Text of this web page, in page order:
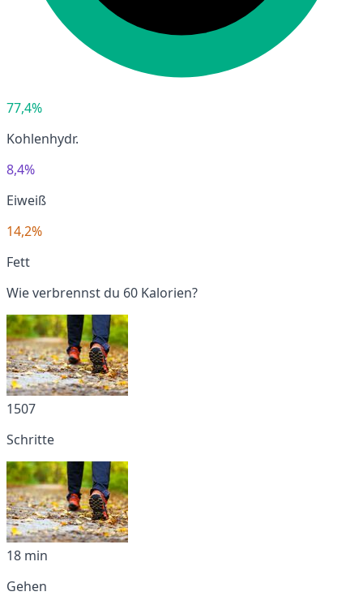
77,4%
Kohlenhydr.
8,4%
Eiweiß
14,2%
Fett
Wie verbrennst du 60 Kalorien?
1507
Schritte
18 min
Gehen